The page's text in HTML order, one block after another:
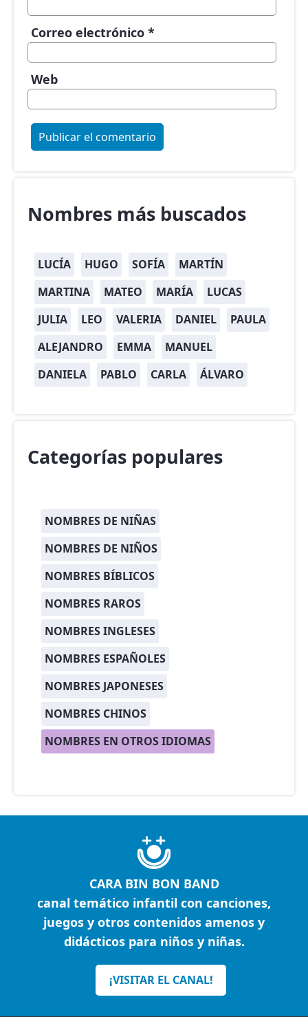
Correo electrónico *
Web
Nombres más buscados
LUCÍA HUGO SOFÍA
MARTÍN
MARTINA
MATEO MARÍA
LUCAS
JULIA
LEO VALERIA DANIEL
PAULA
ALEJANDRO
EMMA
MANUEL
DANIELA
PABLO CARLA ÁLVARO
Categorías populares
NOMBRES DE NIÑAS
NOMBRES DE NIÑOS
NOMBRES BÍBLICOS
NOMBRES RAROS
NOMBRES INGLESES
NOMBRES ESPAÑOLES
NOMBRES JAPONESES
NOMBRES CHINOS
NOMBRES EN OTROS IDIOMAS
CARA BIN BON BAND
canal temático infantil con canciones,
juegos y otros contenidos amenos y
didácticos para niños y niñas.
¡VISITAR EL CANAL!